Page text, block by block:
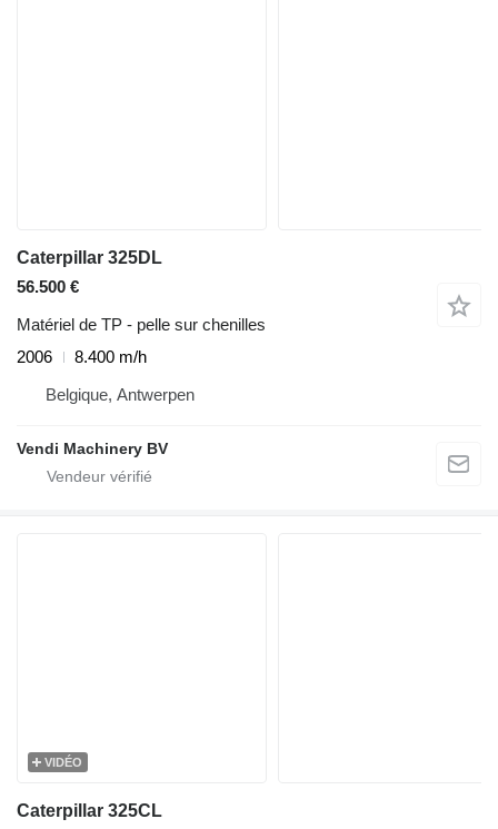
Caterpillar 325DL
56.500 €
Matériel de TP - pelle sur chenilles
2006
8.400 m/h
Belgique, Antwerpen
Vendi Machinery BV
VIDÉO
Caterpillar 325CL